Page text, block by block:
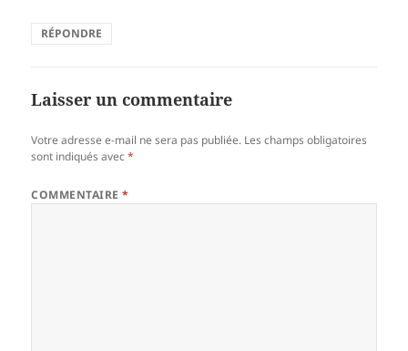
RÉPONDRE
Laisser un commentaire
Votre adresse e-mail ne sera pas publiée. Les champs obligatoires
sont indiqués avec*
COMMENTAIRE*